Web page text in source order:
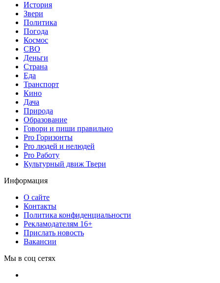
История
Звери
Политика
Погода
Космос
СВО
Деньги
Страна
Еда
Транспорт
Кино
Дача
Природа
Образование
Говори и пиши правильно
Pro Горизонты
Pro людей и нелюдей
Pro Работу
Культурный движ Твери
Информация
О сайте
Контакты
Политика конфиденциальности
Рекламодателям 16+
Прислать новость
Вакансии
Мы в соц сетях